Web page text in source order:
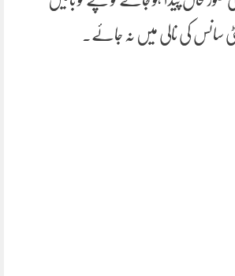
سانس کی نالی میں نہ جائے۔